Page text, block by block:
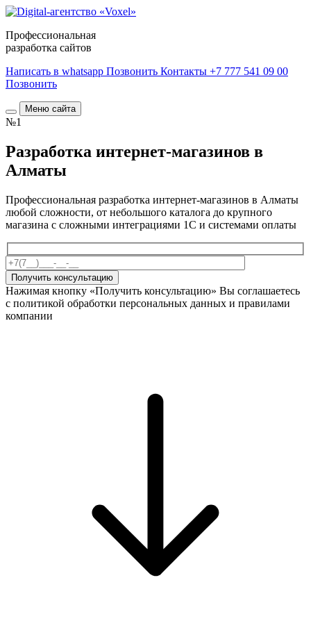
Профессиональная
разработка сайтов
Написать в whatsapp Позвонить Контакты +7 777 541 09 00
Позвонить
Меню сайта
№1
Разработка интернет-магазинов в
Алматы
Профессиональная разработка интернет-магазинов в Алматы
любой сложности, от небольшого каталога до крупного
магазина с сложными интеграциями 1С и системами оплаты
Получить консультацию
Нажимая кнопку «Получить консультацию» Вы соглашаетесь
с политикой обработки персональных данных и правилами
компании